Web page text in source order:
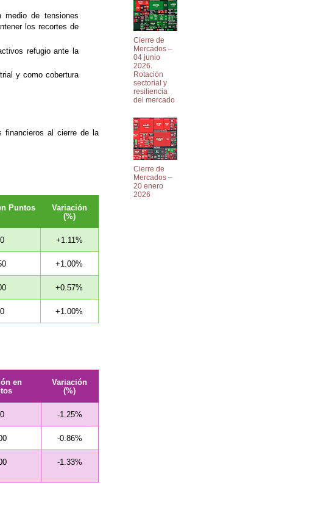
medio de tensiones
los recortes de
refugio ante la
y como cobertura
financieros al cierre de la
Puntos
Variación
(%)
+1.11%
+1.00%
+0.57%
+1.00%
en
Variación
(%)
-1.25%
-0.86%
-1.33%
Cierre de
Mercados –
04 junio
2026.
Rotación
sectorial y
resiliencia
del mercado
Cierre de
Mercados –
20 enero
2026